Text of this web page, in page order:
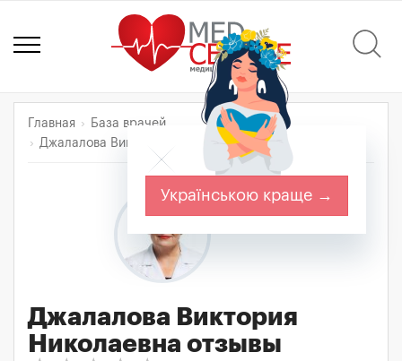
Главная
База врачей
Джалалова Виктория Николаевна
Отзывы
Джалалова Виктория
Николаевна отзывы
Українською краще →